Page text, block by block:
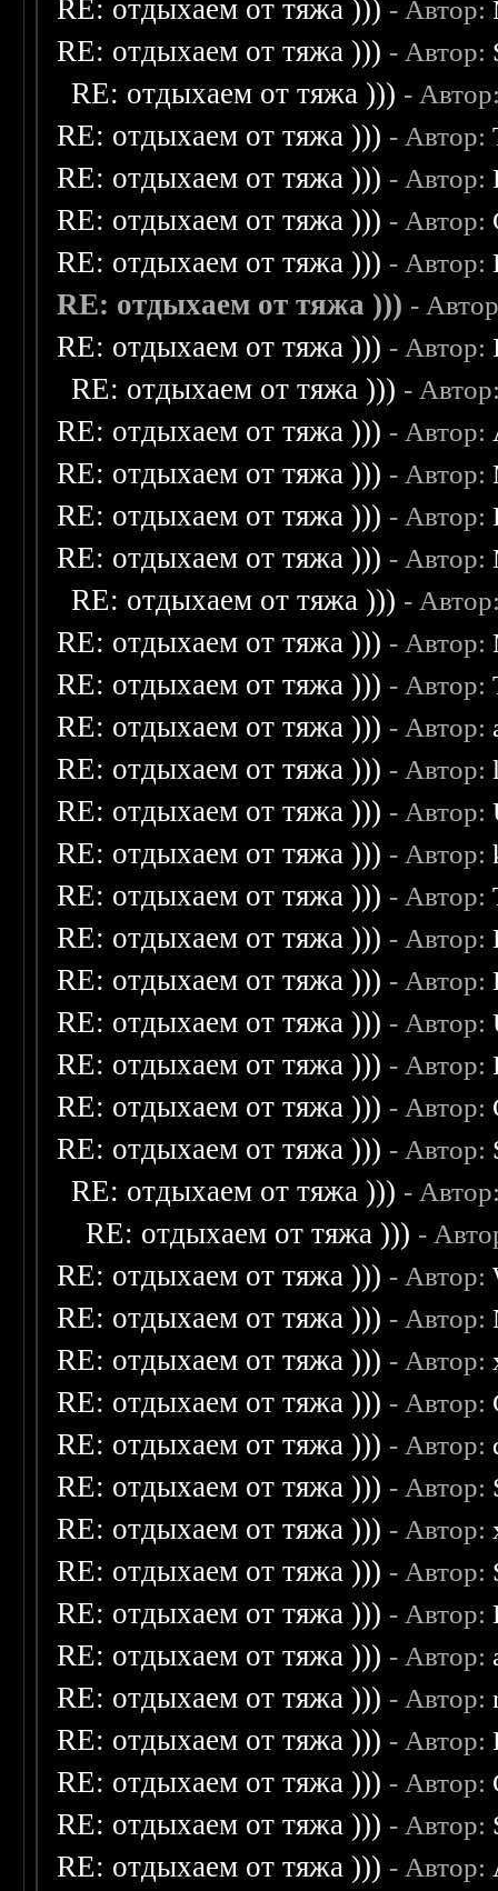
RE: отдыхаем от тяжа ))) - Автор:
RE: отдыхаем от тяжа ))) - Автор:
RE: отдыхаем от тяжа ))) -
RE: отдыхаем от тяжа ))) - Автор:
RE: отдыхаем от тяжа ))) - Автор:
RE: отдыхаем от тяжа ))) - Автор:
RE: отдыхаем от тяжа ))) - Автор:
RE: отдыхаем от тяжа ))) -
RE: отдыхаем от тяжа ))) - Автор:
RE: отдыхаем от тяжа ))) -
RE: отдыхаем от тяжа ))) - Автор:
RE: отдыхаем от тяжа ))) - Автор:
RE: отдыхаем от тяжа ))) - Автор:
RE: отдыхаем от тяжа ))) - Автор:
RE: отдыхаем от тяжа ))) -
RE: отдыхаем от тяжа ))) - Автор:
RE: отдыхаем от тяжа ))) - Автор:
RE: отдыхаем от тяжа ))) - Автор:
RE: отдыхаем от тяжа ))) - Автор:
RE: отдыхаем от тяжа ))) - Автор:
RE: отдыхаем от тяжа ))) - Автор:
RE: отдыхаем от тяжа ))) - Автор:
RE: отдыхаем от тяжа ))) - Автор:
RE: отдыхаем от тяжа ))) - Автор:
RE: отдыхаем от тяжа ))) - Автор:
RE: отдыхаем от тяжа ))) - Автор:
RE: отдыхаем от тяжа ))) - Автор:
RE: отдыхаем от тяжа ))) - Автор:
RE: отдыхаем от тяжа ))) -
RE: отдыхаем от тяжа ))) -
RE: отдыхаем от тяжа ))) - Автор:
RE: отдыхаем от тяжа ))) - Автор:
RE: отдыхаем от тяжа ))) - Автор:
RE: отдыхаем от тяжа ))) - Автор:
RE: отдыхаем от тяжа ))) - Автор:
RE: отдыхаем от тяжа ))) - Автор:
RE: отдыхаем от тяжа ))) - Автор:
RE: отдыхаем от тяжа ))) - Автор:
RE: отдыхаем от тяжа ))) - Автор:
RE: отдыхаем от тяжа ))) - Автор:
RE: отдыхаем от тяжа ))) - Автор:
RE: отдыхаем от тяжа ))) - Автор:
RE: отдыхаем от тяжа ))) - Автор:
RE: отдыхаем от тяжа ))) - Автор:
RE: отдыхаем от тяжа ))) - Автор: